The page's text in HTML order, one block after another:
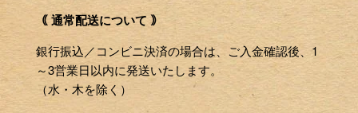
｟ 通常配送について ｠
銀行振込／コンビニ決済の場合は、ご入金確認後、1
～3営業日以内に発送いたします。
（水・木を除く）